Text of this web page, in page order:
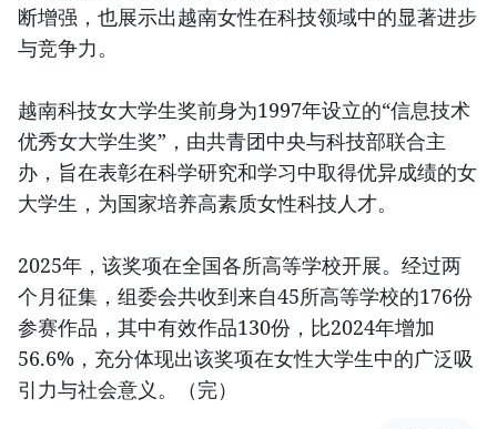
断增强，也展示出越南女性在科技领域中的显著进步
与竞争力。
越南科技女大学生奖前身为1997年设立的“信息技术
优秀女大学生奖”，由共青团中央与科技部联合主
办，旨在表彰在科学研究和学习中取得优异成绩的女
大学生，为国家培养高素质女性科技人才。
2025年，该奖项在全国各所高等学校开展。经过两
个月征集，组委会共收到来自45所高等学校的176份
参赛作品，其中有效作品130份，比2024年增加
56.6%，充分体现出该奖项在女性大学生中的广泛吸
引力与社会意义。（完）